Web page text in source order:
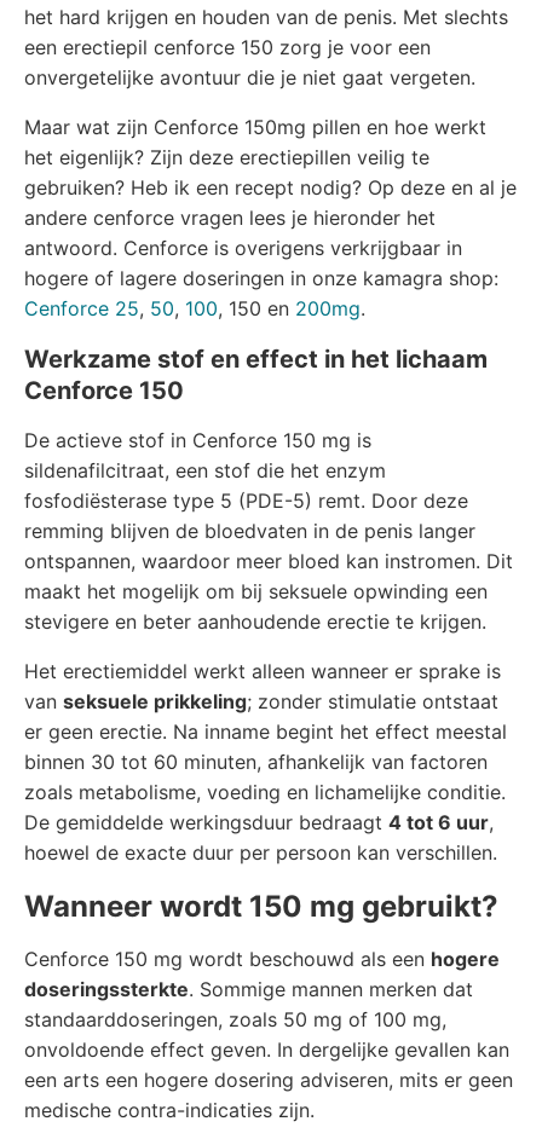
het hard krijgen en houden van de penis. Met slechts
een erectiepil cenforce 150 zorg je voor een
onvergetelijke avontuur die je niet gaat vergeten.
Maar wat zijn Cenforce 150mg pillen en hoe werkt
het eigenlijk? Zijn deze erectiepillen veilig te
gebruiken? Heb ik een recept nodig? Op deze en al je
andere cenforce vragen lees je hieronder het
antwoord. Cenforce is overigens verkrijgbaar in
hogere of lagere doseringen in onze kamagra shop:
Cenforce 25, 50, 100, 150 en 200mg.
Werkzame stof en effect in het lichaam
Cenforce 150
De actieve stof in Cenforce 150 mg is
sildenafilcitraat, een stof die het enzym
fosfodiësterase type 5 (PDE-5) remt. Door deze
remming blijven de bloedvaten in de penis langer
ontspannen, waardoor meer bloed kan instromen. Dit
maakt het mogelijk om bij seksuele opwinding een
stevigere en beter aanhoudende erectie te krijgen.
Het erectiemiddel werkt alleen wanneer er sprake is
van seksuele prikkeling; zonder stimulatie ontstaat
er geen erectie. Na inname begint het effect meestal
binnen 30 tot 60 minuten, afhankelijk van factoren
zoals metabolisme, voeding en lichamelijke conditie.
De gemiddelde werkingsduur bedraagt 4 tot 6 uur,
hoewel de exacte duur per persoon kan verschillen.
Wanneer wordt 150 mg gebruikt?
Cenforce 150 mg wordt beschouwd als een hogere
doseringssterkte. Sommige mannen merken dat
standaarddoseringen, zoals 50 mg of 100 mg,
onvoldoende effect geven. In dergelijke gevallen kan
een arts een hogere dosering adviseren, mits er geen
medische contra-indicaties zijn.